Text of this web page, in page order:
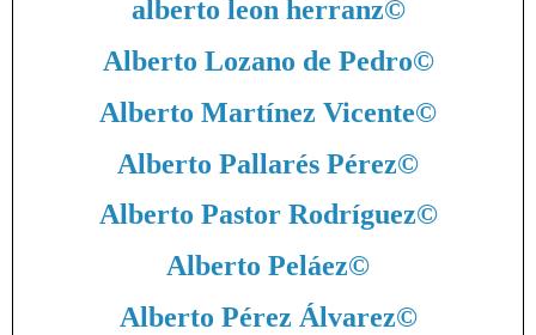
alberto leon herranz©
Alberto Lozano de Pedro©
Alberto Martínez Vicente©
Alberto Pallarés Pérez©
Alberto Pastor Rodríguez©
Alberto Peláez©
Alberto Pérez Álvarez©